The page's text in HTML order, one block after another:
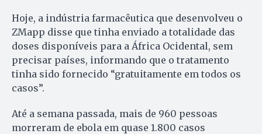
Hoje, a indústria farmacêutica que desenvolveu o
ZMapp disse que tinha enviado a totalidade das
doses disponíveis para a África Ocidental, sem
precisar países, informando que o tratamento
tinha sido fornecido “gratuitamente em todos os
casos”.
Até a semana passada, mais de 960 pessoas
morreram de ebola em quase 1.800 casos